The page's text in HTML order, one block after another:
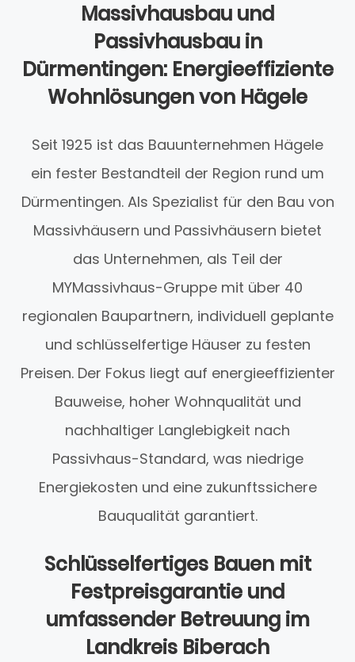
Massivhausbau und
Passivhausbau in
Dürmentingen: Energieeffiziente
Wohnlösungen von Hägele
Seit 1925 ist das Bauunternehmen Hägele
ein fester Bestandteil der Region rund um
Dürmentingen. Als Spezialist für den Bau von
Massivhäusern und Passivhäusern bietet
das Unternehmen, als Teil der
MYMassivhaus-Gruppe mit über 40
regionalen Baupartnern, individuell geplante
und schlüsselfertige Häuser zu festen
Preisen. Der Fokus liegt auf energieeffizienter
Bauweise, hoher Wohnqualität und
nachhaltiger Langlebigkeit nach
Passivhaus-Standard, was niedrige
Energiekosten und eine zukunftssichere
Bauqualität garantiert.
Schlüsselfertiges Bauen mit
Festpreisgarantie und
umfassender Betreuung im
Landkreis Biberach